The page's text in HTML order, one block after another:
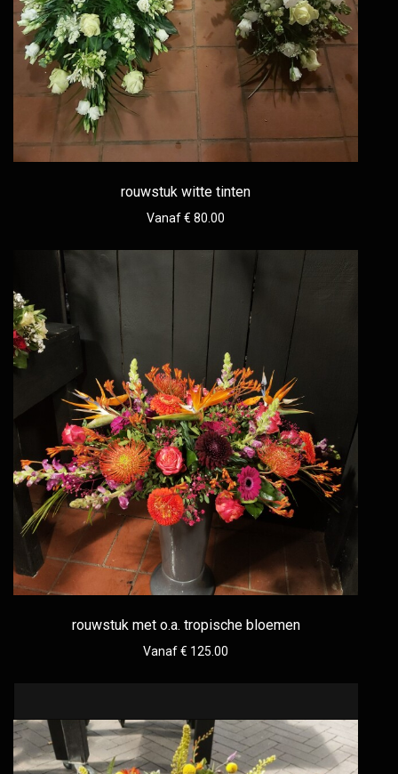
rouwstuk witte tinten
Vanaf € 80.00
rouwstuk met o.a. tropische bloemen
Vanaf € 125.00